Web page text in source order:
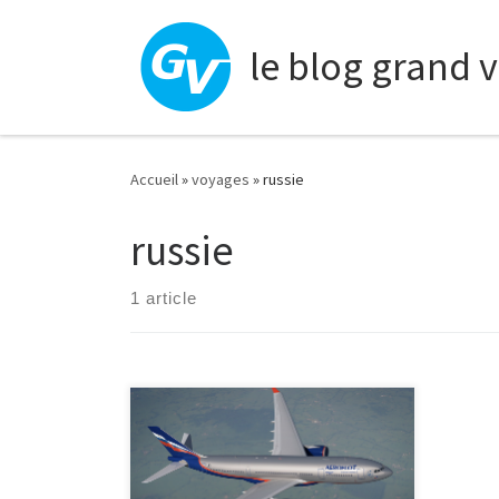
le blog grand
Accueil»voyages »russie
russie
1 article
Cette offre n’est plus disponible. Pour
ne plus ratez les bons plans inscrivez-
vous maintenant au Flux RSS ou
devenez Fan sur Facebook. Pierre du